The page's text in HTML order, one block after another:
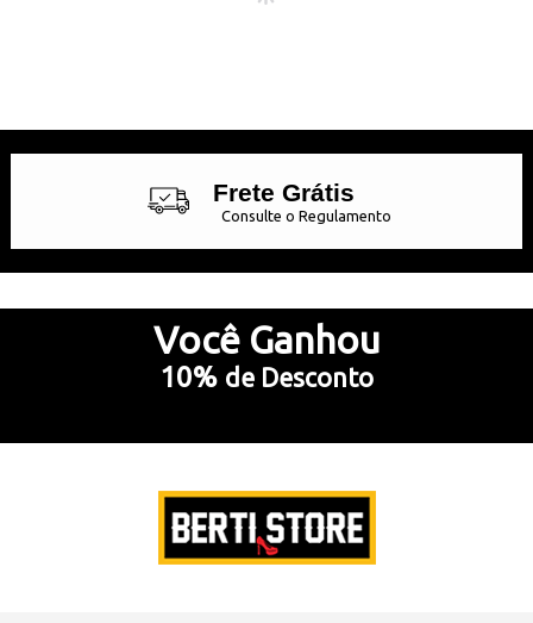
Frete Grátis
Consulte o Regulamento
no Cartão de Crédito
5% Desconto
Você Ganhou
10% de Desconto